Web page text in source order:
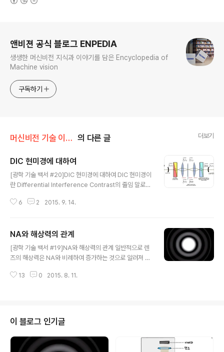
앤비젼 공식 블로그 ENPEDIA
생생한 머신비전 지식과 이야기를 담은 Encyclopedia of
Machine vision
구독하기
머신비전 기술 이야기/광학 의 다른 글 더보기
DIC 현미경에 대하여
[광학 기술 백서 #20]DIC 현미경에 대하여 DIC 현미경이
란 Differential Interference Contrast의 줄임 말로
경은 일반적인 현미경에 Nomarski 프리즘을 추가하는 방
방식은 원래 생물학에서 복잡한 형태의 세포를 관찰하기
위한 목적으로 많이 사용되었지만 근래에 와서는 압흔 검
사와 같이 머신 비전의 특수 검사 영역에도 활발하게 적용
oundless.com/microbiology/textbooks/boundle
6 2 2015. 9. 14.
NA와 해상력의 관계
[광학 기술 백서 #19]NA와 해상력의 관계 일반적으로 렌
즈의 해상력은 NA와 비례하여 증가하는 것으로 알려져 있
를 얻기 위해 일단 NA가 높은 렌즈를 찾는 것이 일반적입
하겠습니다. 렌즈의 해상력이란? 렌즈의 해상력은 얼마나
작은 물체를 얼마나 큰 밝기 차이(contrast)로 구분할 수
있는지를 나타내는 능력입니다. 렌즈의 해상력이 떨어지는
경우에는 비교적 큰 물체도 낮은 콘트라스트(contrast)로
13 0 2015. 8. 11.
이 블로그 인기글